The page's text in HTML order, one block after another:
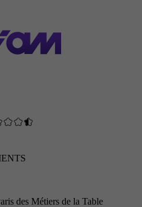
des Métiers de la Table